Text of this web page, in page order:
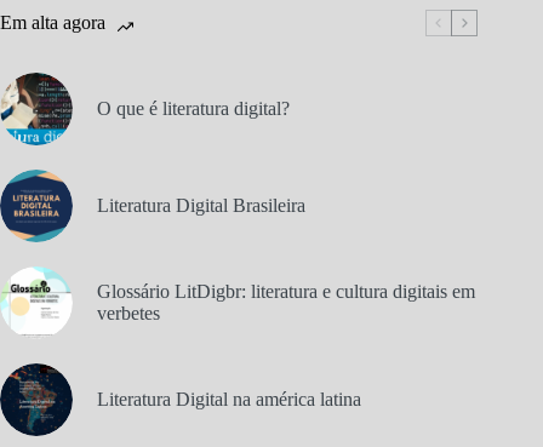
Em alta agora
O que é literatura digital?
Literatura Digital Brasileira
Glossário LitDigbr: literatura e cultura digitais em
verbetes
Literatura Digital na américa latina